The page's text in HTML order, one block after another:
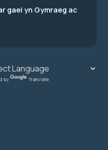
gael yn Gymraeg ac
by Translate